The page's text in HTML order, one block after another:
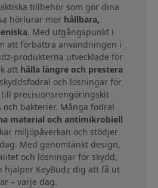
tillbehör som gör dina
hörlurar mer hållbara,
. Med utgångspunkt i
att förbättra användningen i
produkterna utvecklade för
att hålla längre och prestera
och lösningar för
till precisionsrengöringskit
bakterier. Många fodral
material och antimikrobiell
miljöpåverkan och stödjer
Med genomtänkt design,
och lösningar för skydd,
hjälper KeyBudz dig att få ut
– varje dag.